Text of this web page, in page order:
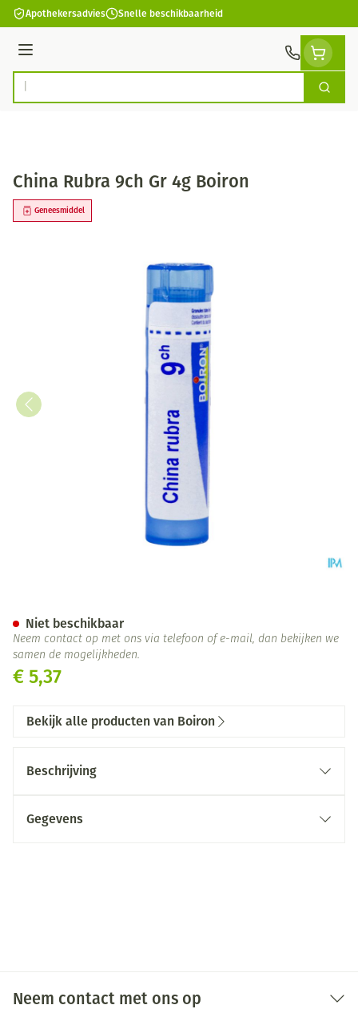
Ga naar de inhoud
Apothekersadvies Snelle beschikbaarheid
Menu
Product, merk, categorie... Zoek
China Rubra 9ch Gr 4g Boiron
Geneesmiddel
€ 5,37
Niet beschikbaar
Neem contact op met ons via telefoon of e-mail, dan bekijken we
samen de mogelijkheden.
Bekijk alle producten van Boiron
Beschrijving
Gegevens
Neem contact met ons op